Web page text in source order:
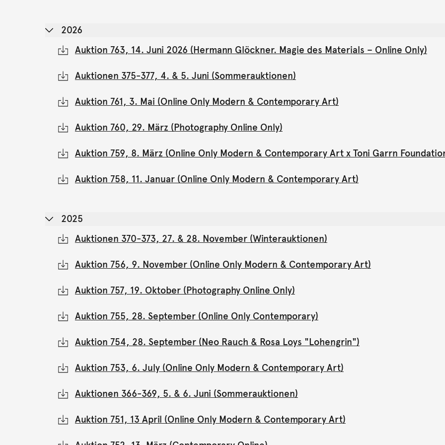
2026
Auktion 763, 14. Juni 2026 (Hermann Glöckner. Magie des Materials – Online Only)
Auktionen 375-377, 4. & 5. Juni (Sommerauktionen)
Auktion 761, 3. Mai (Online Only Modern & Contemporary Art)
Auktion 760, 29. März (Photography Online Only)
Auktion 759, 8. März (Online Only Modern & Contemporary Art x Toni Garrn
Auktion 758, 11. Januar (Online Only Modern & Contemporary Art)
2025
Auktionen 370-373, 27. & 28. November (Winterauktionen)
Auktion 756, 9. November (Online Only Modern & Contemporary Art)
Auktion 757, 19. Oktober (Photography Online Only)
Auktion 755, 28. September (Online Only Contemporary)
Auktion 754, 28. September (Neo Rauch & Rosa Loys "Lohengrin")
Auktion 753, 6. July (Online Only Modern & Contemporary Art)
Auktionen 366-369, 5. & 6. Juni (Sommerauktionen)
Auktion 751, 13 April (Online Only Modern & Contemporary Art)